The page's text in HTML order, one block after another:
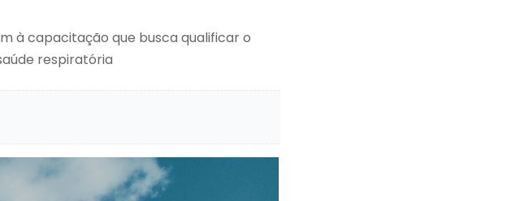
à capacitação que busca qualificar o
respiratória